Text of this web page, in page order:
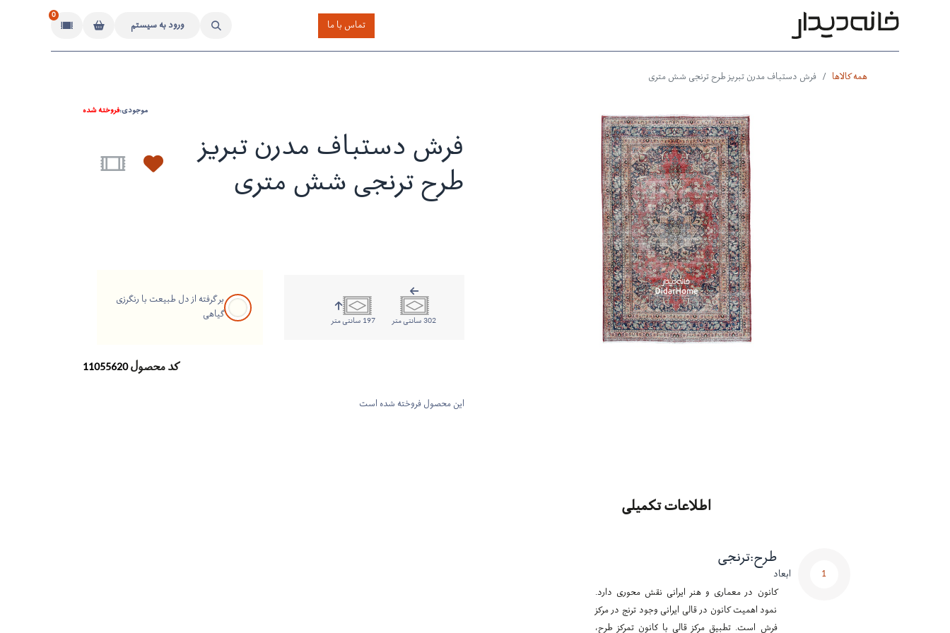
تماس با ما ورود به سیستم
0
همه کالاها فرش دستباف مدرن تبریز طرح ترنجی شش متری
موجودی:فروخته شده
فرش دستباف مدرن تبریز
طرح ترنجی شش متری
302 سانتی متر 197 سانتی متر
بر گرفته از دل طبیعت با رنگرزی
گیاهی
کد محصول11055620
این محصول فروخته شده است
اطلاعات تکمیلی
1 ابعاد
طرح:ترنجی
کانون در معماری و هنر ایرانی نقش محوری دارد.
نمود اهمیت کانون در قالی ایرانی وجود ترنج در مرکز
فرش است. تطبیق مرکز قالی با کانون تمرکز طرح،